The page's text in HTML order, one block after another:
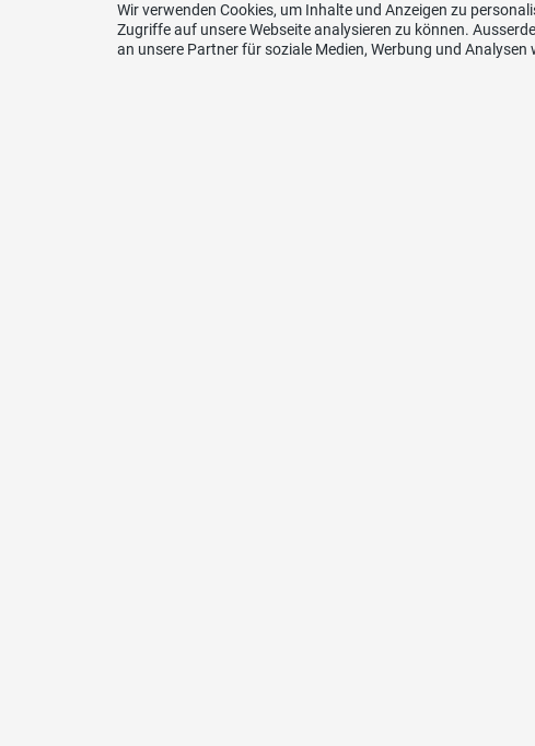
Wir verwenden Cookies, um Inhalte und Anzeigen zu
Zugriffe auf unsere Webseite analysieren zu können.
an unsere Partner für soziale Medien, Werbung und Analysen